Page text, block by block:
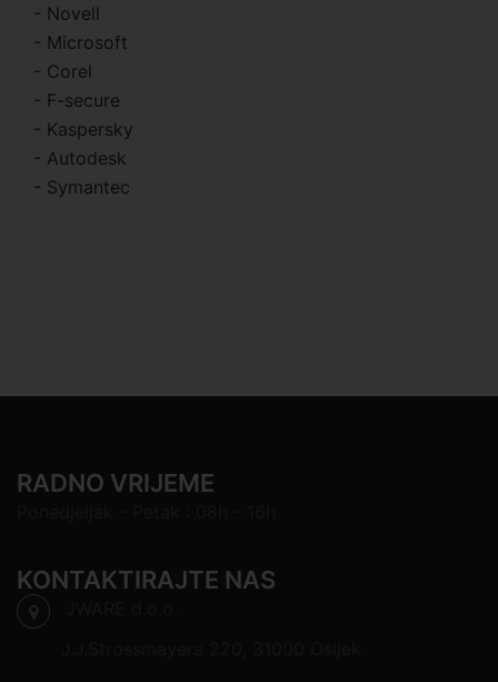
- Novell
- Microsoft
- Corel
- F-secure
- Kaspersky
- Autodesk
- Symantec
RADNO VRIJEME
KONTAKTIRAJTE NAS